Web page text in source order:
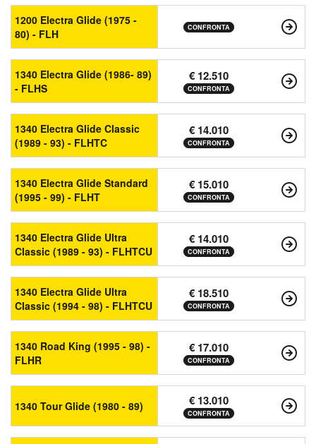
1200 Electra Glide (1975 -
80) - FLH
CONFRONTA
1340 Electra Glide (1986- 89)
- FLHS
€ 12.510
CONFRONTA
1340 Electra Glide Classic
(1989 - 93) - FLHTC
€ 14.010
CONFRONTA
1340 Electra Glide Standard
(1995 - 99) - FLHT
€ 15.010
CONFRONTA
1340 Electra Glide Ultra
Classic (1989 - 93) - FLHTCU
€ 14.010
CONFRONTA
1340 Electra Glide Ultra
Classic (1994 - 98) - FLHTCU
€ 18.510
CONFRONTA
1340 Road King (1995 - 98) -
FLHR
€ 17.010
CONFRONTA
1340 Tour Glide (1980 - 89) € 13.010
CONFRONTA